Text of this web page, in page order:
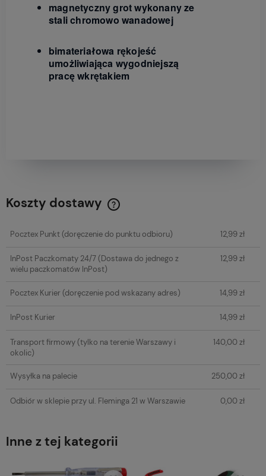
magnetyczny grot wykonany ze
stali chromowo wanadowej
bimateriałowa rękojeść
umożliwiająca wygodniejszą
pracę wkrętakiem
Koszty dostawy
Pocztex Punkt(doręczenie do punktu odbioru) 12,99 zł
InPost Paczkomaty 24/7(Dostawa do jednego z
wielu paczkomatów InPost)
12,99 zł
Pocztex Kurier(doręczenie pod wskazany adres) 14,99 zł
InPost Kurier 14,99 zł
Transport firmowy(tylko na terenie Warszawy i
okolic)
140,00 zł
Wysyłka na palecie 250,00 zł
Odbiór w sklepie przy ul. Fleminga 21 w Warszawie 0,00 zł
Inne z tej kategorii